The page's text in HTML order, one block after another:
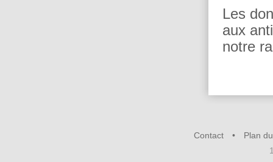
Les
aux
notre
Contact
Plan